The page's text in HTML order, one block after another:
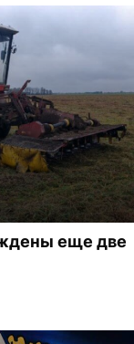
еще две